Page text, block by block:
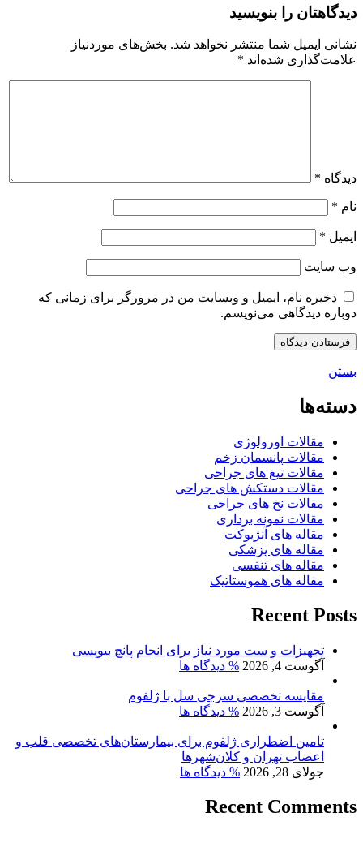
دیدگاهتان را بنویسید
نشانی ایمیل شما منتشر نخواهد شد. بخش‌های موردنیاز
علامت‌گذاری شده‌اند *
دیدگاه *
نام *
ایمیل *
وب‌ سایت
ذخیره نام، ایمیل و وبسایت من در مرورگر برای زمانی که
دوباره دیدگاهی می‌نویسم.
بستن
دسته‌ها
مقالات اورولوژی
مقالات پانسمان زخم
مقالات تیغ های جراحی
مقالات دستکش های جراحی
مقالات نخ های جراحی
مقالات نمونه برداری
مقاله های آنژیوکت
مقاله های پزشکی
مقاله های تنفسی
مقاله های هموستاتیک
Recent Posts
تجهیزات و ست مورد نیاز برای انجام پانچ بیوپسی
آگوست 4, 2026
% دیدگاه ها
مقایسه تخصصی سرجی سل با ژلفوم
آگوست 3, 2026
% دیدگاه ها
تامین اضطراری ژلفوم برای بیمارستان‌های تخصصی قلب و
اعصاب تهران و کلان‌شهرها
جولای 28, 2026
% دیدگاه ها
Recent Comments